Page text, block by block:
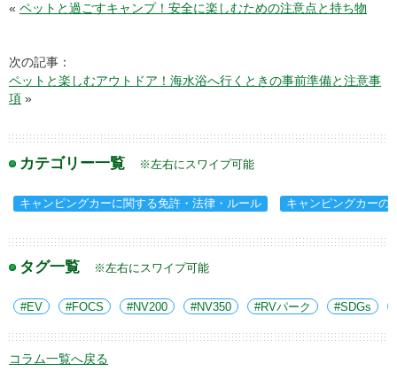
« ペットと過ごすキャンプ！安全に楽しむための注意点と持ち物
次の記事：
ペットと楽しむアウトドア！海水浴へ行くときの事前準備と注意事
項 »
カテゴリー一覧 ※左右にスワイプ可能
キャンピングカーに関する免許・法律・ルール キャンピングカーの
タグ一覧 ※左右にスワイプ可能
EV FOCS NV200 NV350 RVパーク SDGs
コラム一覧へ戻る